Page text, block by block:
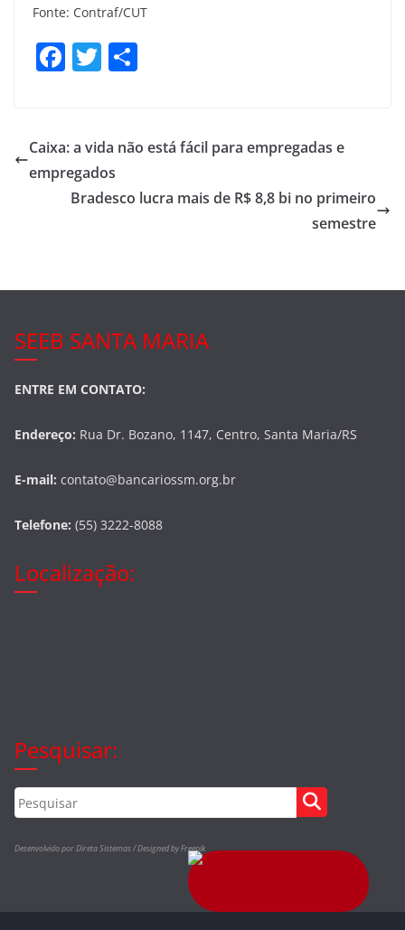
Fonte: Contraf/CUT
F
e
b
o
T
er e
Caixa: a vida não está fácil para empregadas e
empregados
Bradesco lucra mais de R$ 8,8 bi no primeiro
semestre
SEEB SANTA MARIA
ENTRE EM CONTATO:
Endereço: Rua Dr. Bozano, 1147, Centro, Santa Maria/RS
E-mail: contato@bancariossm.org.br
Telefone: (55) 3222-8088
Localização:
Pesquisar:
Desenvolvido por Direta Sistemas /Designed by Freepik